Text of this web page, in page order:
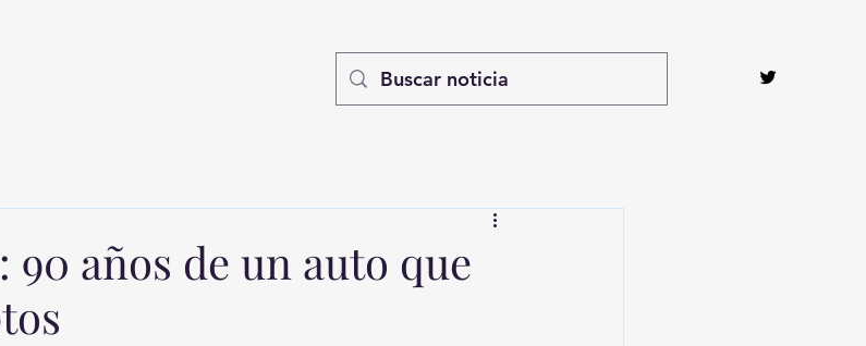
años de un auto que